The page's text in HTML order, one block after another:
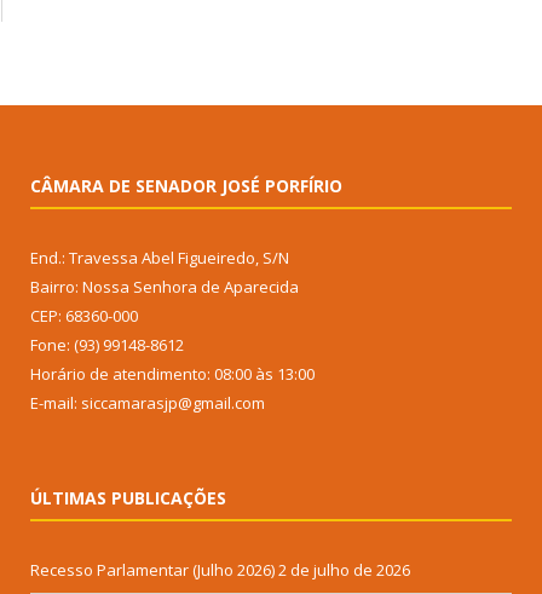
CÂMARA DE SENADOR JOSÉ PORFÍRIO
End.: Travessa Abel Figueiredo, S/N
Bairro: Nossa Senhora de Aparecida
CEP: 68360-000
Fone: (93) 99148-8612
Horário de atendimento: 08:00 às 13:00
E-mail: siccamarasjp@gmail.com
ÚLTIMAS PUBLICAÇÕES
Recesso Parlamentar (Julho 2026)2 de julho de 2026